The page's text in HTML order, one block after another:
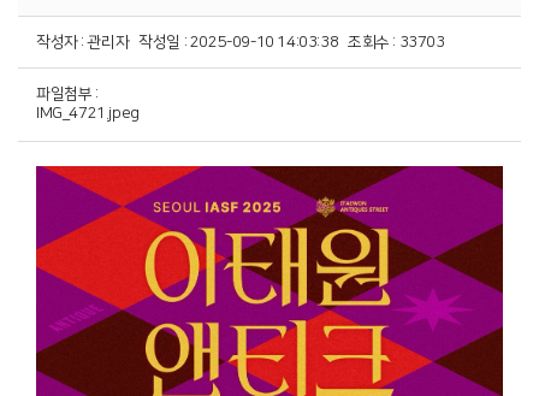
작성자 : 관리자 작성일 : 2025-09-10 14:03:38 조회수 : 33703
파일첨부 :
IMG_4721.jpeg